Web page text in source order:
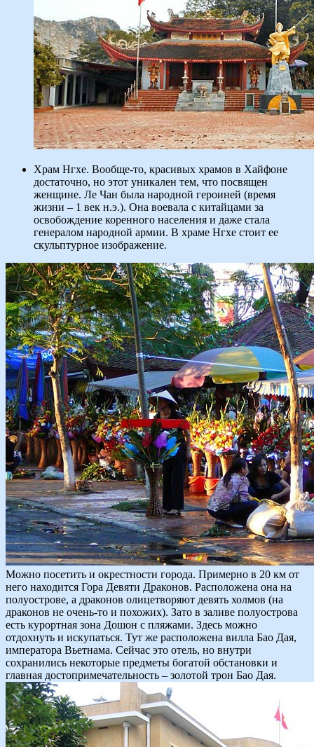
Храм Нгхе. Вообще-то, красивых храмов в Хайфоне
достаточно, но этот уникален тем, что посвящен
женщине. Ле Чан была народной героиней (время
жизни – 1 век н.э.). Она воевала с китайцами за
освобождение коренного населения и даже стала
генералом народной армии. В храме Нгхе стоит ее
скульптурное изображение.
Можно посетить и окрестности города. Примерно в 20 км от
него находится Гора Девяти Драконов. Расположена она на
полуострове, а драконов олицетворяют девять холмов (на
драконов не очень-то и похожих). Зато в заливе полуострова
есть курортная зона Дошон с пляжами. Здесь можно
отдохнуть и искупаться. Тут же расположена вилла Бао Дая,
императора Вьетнама. Сейчас это отель, но внутри
сохранились некоторые предметы богатой обстановки и
главная достопримечательность – золотой трон Бао Дая.